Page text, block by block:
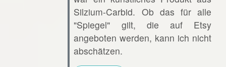
Silzium-Carbid. Ob das für alle
"Spiegel" gilt, die auf Etsy
angeboten werden, kann ich nicht
abschätzen.